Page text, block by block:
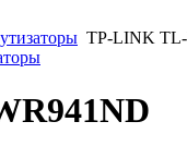
TP-LINK